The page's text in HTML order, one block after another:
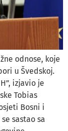
odnose, koje
u Švedskoj.
izjavio je
Tobias
Bosni i
sastao sa